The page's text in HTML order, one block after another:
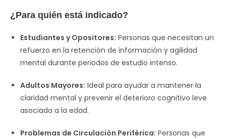
¿Para quién está indicado?
Estudiantes y Opositores: Personas que necesitan un
refuerzo en la retención de información y agilidad
mental durante periodos de estudio intenso.
Adultos Mayores: Ideal para ayudar a mantener la
claridad mental y prevenir el deterioro cognitivo leve
asociado a la edad.
Problemas de Circulación Periférica: Personas que